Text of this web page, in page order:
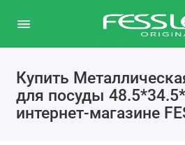
Купить
для посуды
интернет-магазине